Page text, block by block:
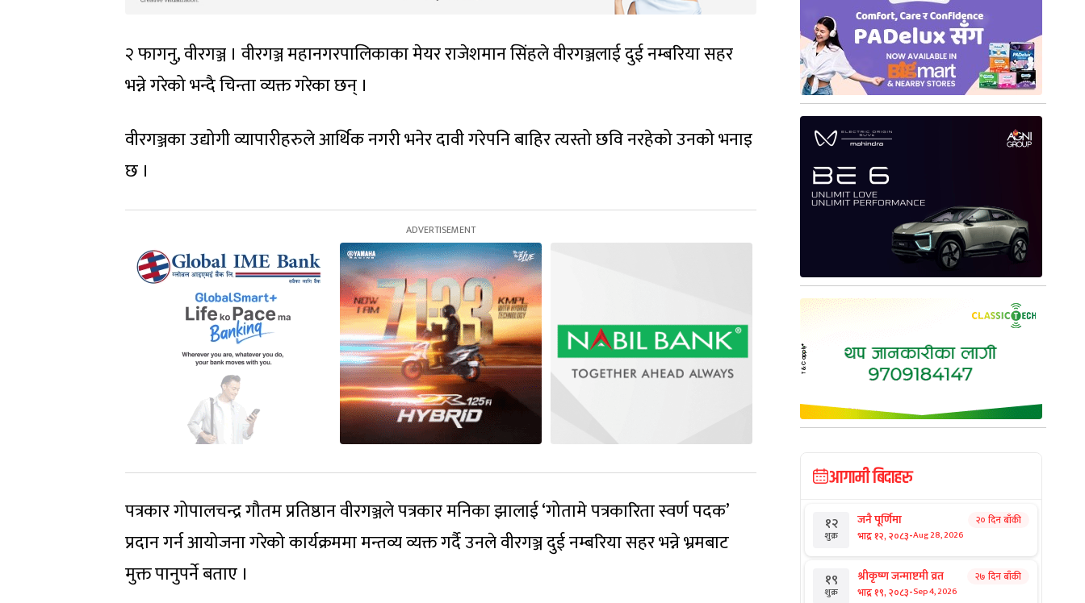
२ फागनु, वीरगञ्ज । वीरगञ्ज महानगरपालिकाका मेयर राजेशमान सिंहले वीरगञ्जलाई दुई नम्बरिया सहर
भन्ने गरेको भन्दै चिन्ता व्यक्त गरेका छन् ।
वीरगञ्जका उद्योगी व्यापारीहरुले आर्थिक नगरी भनेर दावी गरेपनि बाहिर त्यस्तो छवि नरहेको उनको भनाइ
छ ।
पत्रकार गोपालचन्द्र गौतम प्रतिष्ठान वीरगञ्जले पत्रकार मनिका झालाई ‘गोतामे पत्रकारिता स्वर्ण पदक’
प्रदान गर्न आयोजना गरेको कार्यक्रममा मन्तव्य व्यक्त गर्दै उनले वीरगञ्ज दुई नम्बरिया सहर भन्ने भ्रमबाट
मुक्त पानुपर्ने बताए ।
आगामी बिदाहरु
१२
शुक्र
जनै पूर्णिमा
भाद्र १२, २०८३-Aug 28, 2026
२० दिन बाँकी
१९
शुक्र
श्रीकृष्ण जन्माष्टमी व्रत
भाद्र १९, २०८३-Sep 4, 2026
२७ दिन बाँकी